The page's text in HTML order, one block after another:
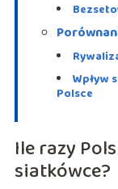
Wpływ
Polsce
Ile razy
siatkówce?